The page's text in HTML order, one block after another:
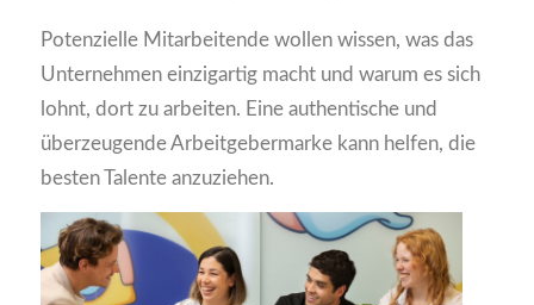
Potenzielle Mitarbeitende wollen wissen, was das
Unternehmen einzigartig macht und warum es sich
lohnt, dort zu arbeiten. Eine authentische und
überzeugende Arbeitgebermarke kann helfen, die
besten Talente anzuziehen.